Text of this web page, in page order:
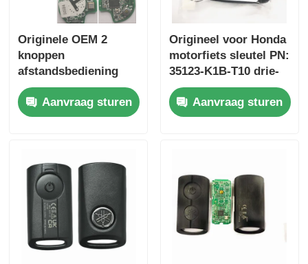
Originele OEM 2
knoppen
afstandsbediening
433.87mhz FSK voor
Su-zuki Jim-ny 2005-
2017 Zonder chip
groothandel MOQ
50pcs
Aanvraag sturen
Origineel voor Honda
motorfiets sleutel PN:
35123-K1B-T10 drie-
knop FSK433.92MHz
ID47chip
afstandsbediening
Aanvraag sturen